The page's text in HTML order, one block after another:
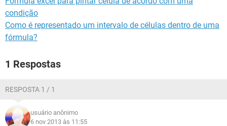
condição
Como é representado um intervalo de células dentro de uma
fórmula?
1 Respostas
RESPOSTA 1 / 1
usuário anônimo
6 nov 2013 às 11:55